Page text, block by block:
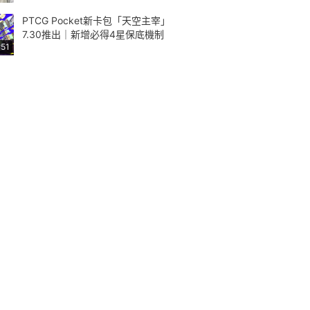
PTCG Pocket新卡包「天空主宰」
7.30推出｜新增必得4星保底機制